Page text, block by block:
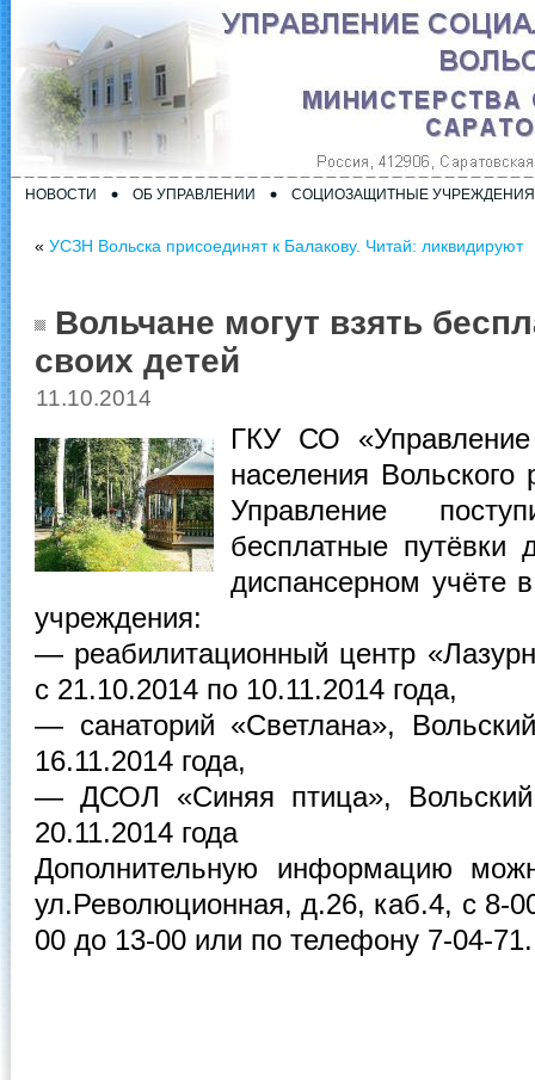
НОВОСТИ ОБ УПРАВЛЕНИИ СОЦИОЗАЩИТНЫЕ УЧРЕЖДЕНИЯ
« УСЗН Вольска присоединят к Балакову. Читай: ликвидируют
Вольчане могут взять
своих детей
11.10.2014
ГКУ СО
населения
Управление
бесплатные путёвки
диспансерном учёте
учреждения:
— реабилитационный центр
с 21.10.2014 по 10.11.2014 года,
— санаторий «Светлана»,
16.11.2014 года,
— ДСОЛ «Синяя птица»,
20.11.2014 года
Дополнительную информацию
ул.Революционная, д.26, каб.4, с 8-
00 до 13-00 или по телефону 7-04-71.